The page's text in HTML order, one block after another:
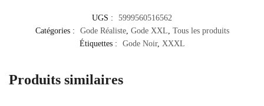
UGS :
5999560516562
Catégories :
Gode Réaliste, Gode XXL Tous les produits
Étiquettes :
Gode Noir, XXXL
Produits similaires